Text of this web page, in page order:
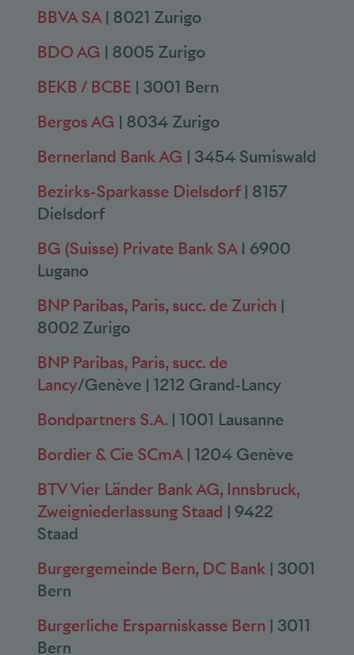
BBVA SA| 8021 Zurigo
BDO AG | 8005 Zurigo
BEKB / BCBE | 3001 Bern
Bergos AG | 8034 Zurigo
Bernerland Bank AG | 3454 Sumiswald
Bezirks-Sparkasse Dielsdorf| 8157
Dielsdorf
BG (Suisse) Private Bank SAI 6900
Lugano
BNP Paribas, Paris, succ. de Zurich |
8002 Zurigo
BNP Paribas, Paris, succ. de
Lancy/Genève | 1212 Grand-Lancy
Bondpartners S.A. | 1001 Lausanne
Bordier & Cie SCmA| 1204 Genève
BTV Vier Länder Bank AG, Innsbruck,
Zweigniederlassung Staad | 9422
Staad
Burgergemeinde Bern, DC Bank | 3001
Bern
Burgerliche Ersparniskasse Bern | 3011
Bern